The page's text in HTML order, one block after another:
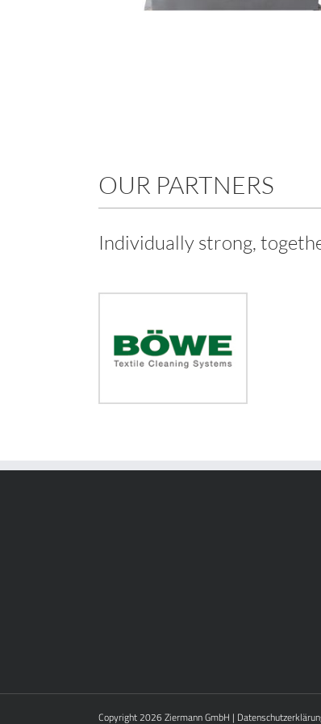
OUR PARTNERS
Individually strong,
Copyright 2026Ziermann GmbH |